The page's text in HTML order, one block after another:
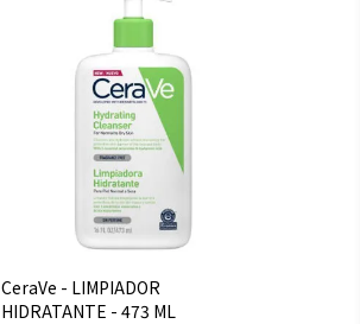
CeraVe - LIMPIADOR
HIDRATANTE - 473 ML